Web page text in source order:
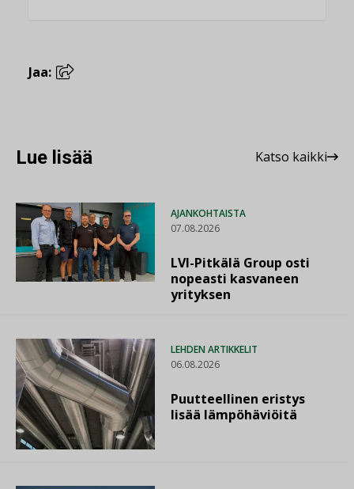
Jaa:
Lue lisää Katso kaikki
AJANKOHTAISTA
07.08.2026
LVI-Pitkälä Group osti
nopeasti kasvaneen
yrityksen
LEHDEN ARTIKKELIT
06.08.2026
Puutteellinen eristys
lisää lämpöhäviöitä